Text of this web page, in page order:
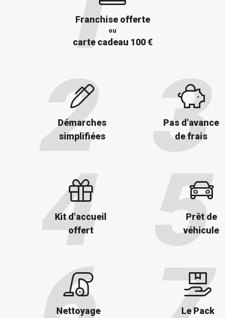
Franchise offerte
ou
carte cadeau 100 €
Démarches
simplifiées
Pas d'avance
de frais
Kit d'accueil
offert
Prêt de
véhicule
Nettoyage
Le Pack